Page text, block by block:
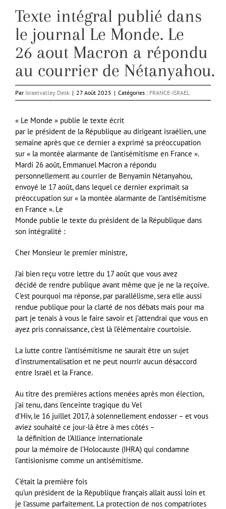
Texte intégral publié dans
le journal Le Monde. Le
26 aout Macron a répondu
au courrier de Nétanyahou.
Par Israelvalley Desk | 27 Août 2025 | Catégories : FRANCE-ISRAEL
« Le Monde » publie le texte écrit
par le président de la République au dirigeant israélien, une
semaine après que ce dernier a exprimé sa préoccupation
sur « la montée alarmante de l’antisémitisme en France ».
Mardi 26 août, Emmanuel Macron a répondu
personnellement au courrier de Benyamin Nétanyahou,
envoyé le 17 août, dans lequel ce dernier exprimait sa
préoccupation sur « la montée alarmante de l’antisémitisme
en France ». Le
Monde publie le texte du président de la République dans
son intégralité :
Cher Monsieur le premier ministre,
J’ai bien reçu votre lettre du 17 août que vous avez
décidé de rendre publique avant même que je ne la reçoive.
C’est pourquoi ma réponse, par parallélisme, sera elle aussi
rendue publique pour la clarté de nos débats mais pour ma
part je tenais à vous le faire savoir et j’attendrai que vous en
ayez pris connaissance, c’est là l’élémentaire courtoisie.
La lutte contre l’antisémitisme ne saurait être un sujet
d’instrumentalisation et ne peut nourrir aucun désaccord
entre Israël et la France.
Au titre des premières actions menées après mon élection,
j’ai tenu, dans l’enceinte tragique du Vel
d’Hiv, le 16 juillet 2017, à solennellement endosser – et vous
aviez souhaité ce jour-là être à mes côtés –
la définition de l’Alliance internationale
pour la mémoire de l’Holocauste (IHRA) qui condamne
l’antisionisme comme un antisémitisme.
C’était la première fois
qu’un président de la République français allait aussi loin et
je l’assume parfaitement. La protection de nos compatriotes